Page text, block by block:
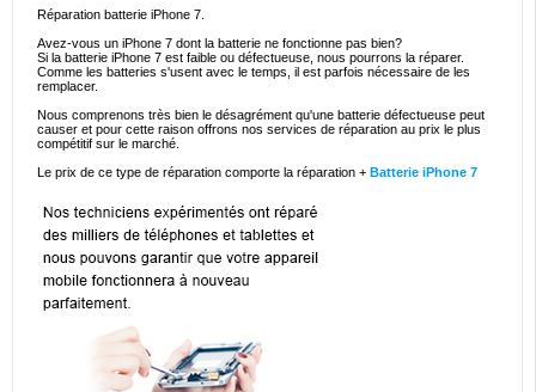
Réparation batterie iPhone 7.
Avez-vous un iPhone 7 dont la batterie ne fonctionne pas bien?
Si la batterie iPhone 7 est faible ou défectueuse, nous pourrons la réparer.
Comme les batteries s'usent avec le temps, il est parfois nécessaire de les
remplacer.
Nous comprenons très bien le désagrément qu'une batterie défectueuse peut
causer et pour cette raison offrons nos services de réparation au prix le plus
compétitif sur le marché.
Le prix de ce type de réparation comporte la réparation + Batterie iPhone 7